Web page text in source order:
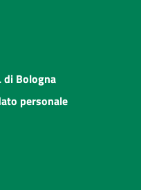
di Bologna
personale